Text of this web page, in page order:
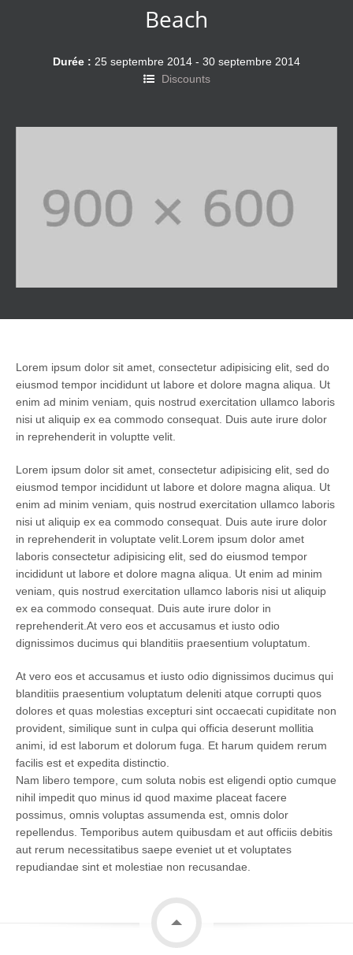
Beach
Durée : 25 septembre 2014 - 30 septembre 2014
Discounts
Lorem ipsum dolor sit amet, consectetur adipisicing elit, sed do
eiusmod tempor incididunt ut labore et dolore magna aliqua. Ut
enim ad minim veniam, quis nostrud exercitation ullamco laboris
nisi ut aliquip ex ea commodo consequat. Duis aute irure dolor
in reprehenderit in voluptte velit.
Lorem ipsum dolor sit amet, consectetur adipisicing elit, sed do
eiusmod tempor incididunt ut labore et dolore magna aliqua. Ut
enim ad minim veniam, quis nostrud exercitation ullamco laboris
nisi ut aliquip ex ea commodo consequat. Duis aute irure dolor
in reprehenderit in voluptate velit.Lorem ipsum dolor amet
laboris consectetur adipisicing elit, sed do eiusmod tempor
incididunt ut labore et dolore magna aliqua. Ut enim ad minim
veniam, quis nostrud exercitation ullamco laboris nisi ut aliquip
ex ea commodo consequat. Duis aute irure dolor in
reprehenderit.At vero eos et accusamus et iusto odio
dignissimos ducimus qui blanditiis praesentium voluptatum.
At vero eos et accusamus et iusto odio dignissimos ducimus qui
blanditiis praesentium voluptatum deleniti atque corrupti quos
dolores et quas molestias excepturi sint occaecati cupiditate non
provident, similique sunt in culpa qui officia deserunt mollitia
animi, id est laborum et dolorum fuga. Et harum quidem rerum
facilis est et expedita distinctio.
Nam libero tempore, cum soluta nobis est eligendi optio cumque
nihil impedit quo minus id quod maxime placeat facere
possimus, omnis voluptas assumenda est, omnis dolor
repellendus. Temporibus autem quibusdam et aut officiis debitis
aut rerum necessitatibus saepe eveniet ut et voluptates
repudiandae sint et molestiae non recusandae.